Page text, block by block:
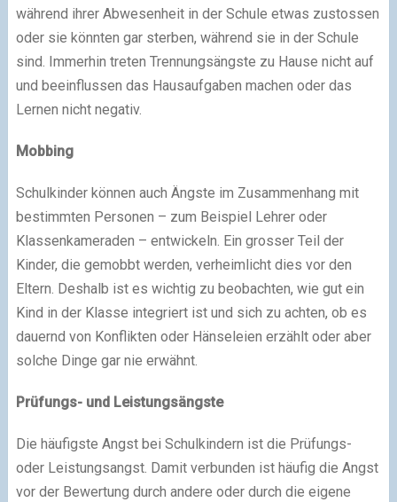
während ihrer Abwesenheit in der Schule etwas zustossen
oder sie könnten gar sterben, während sie in der Schule
sind. Immerhin treten Trennungsängste zu Hause nicht auf
und beeinflussen das Hausaufgaben machen oder das
Lernen nicht negativ.
Mobbing
Schulkinder können auch Ängste im Zusammenhang mit
bestimmten Personen – zum Beispiel Lehrer oder
Klassenkameraden – entwickeln. Ein grosser Teil der
Kinder, die gemobbt werden, verheimlicht dies vor den
Eltern. Deshalb ist es wichtig zu beobachten, wie gut ein
Kind in der Klasse integriert ist und sich zu achten, ob es
dauernd von Konflikten oder Hänseleien erzählt oder aber
solche Dinge gar nie erwähnt.
Prüfungs- und Leistungsängste
Die häufigste Angst bei Schulkindern ist die Prüfungs-
oder Leistungsangst. Damit verbunden ist häufig die Angst
vor der Bewertung durch andere oder durch die eigene